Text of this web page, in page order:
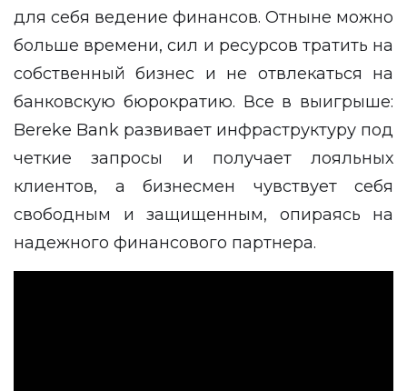
для себя ведение финансов. Отныне можно
больше времени, сил и ресурсов тратить на
собственный бизнес и не отвлекаться на
банковскую бюрократию. Все в выигрыше:
Bereke Bank развивает инфраструктуру под
четкие запросы и получает лояльных
клиентов, а бизнесмен чувствует себя
свободным и защищенным, опираясь на
надежного финансового партнера.